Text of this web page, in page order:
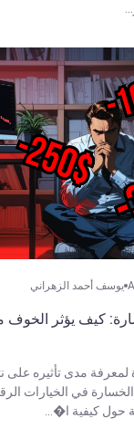
يوسف أحمد الزهراني
كيف يؤثر
مدى تأثيره على
في الخيارات
حول كيفية ا�...